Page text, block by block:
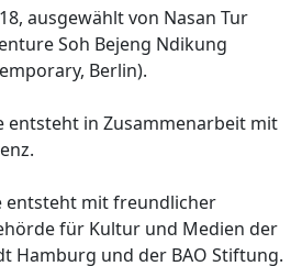
ausgewählt von Nasan Tur
Soh Bejeng Ndikung
Berlin).
entsteht in Zusammenarbeit mit
entsteht mit freundlicher
für Kultur und Medien der
Hamburg und der BAO Stiftung.